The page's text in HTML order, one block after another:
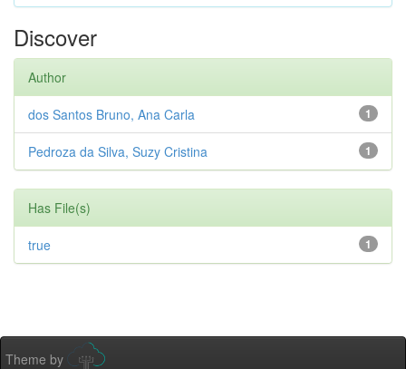
Discover
Author
1
dos Santos Bruno, Ana Carla
1
Pedroza da Silva, Suzy Cristina
Has File(s)
1
true
Theme by